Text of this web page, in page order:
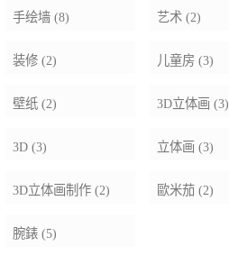
手绘墙 (8) 艺术(2)
装修 (2) 儿童房(3)
壁纸 (2) 3D立体画 (3)
3D (3) 立体画 (3)
3D立体画制作 (2) 歐米茄(2)
腕錶 (5)